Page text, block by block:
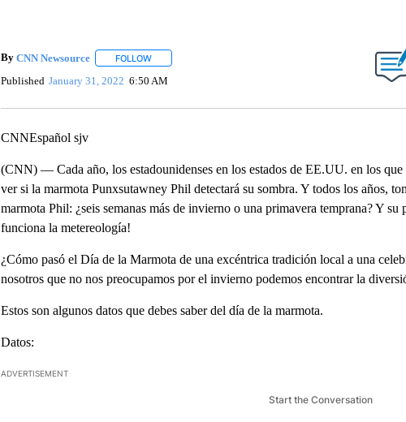
By CNN Newsource FOLLOWFOLLOW "" TO RECEIVE NOTIFICATIONS ABOUT NEW
Published January 31, 2022 6:50 AM
CNNEspañol sjv
(CNN) — Cada año, los estadounidenses en los estados de EE.UU. en los que
ver si la marmota Punxsutawney Phil detectará su sombra. Y todos los años,
marmota Phil: ¿seis semanas más de invierno o una primavera temprana? Y
funciona la metereología!
¿Cómo pasó el Día de la Marmota de una excéntrica tradición local a una
nosotros que no nos preocupamos por el invierno podemos encontrar la
Estos son algunos datos que debes saber del día de la marmota.
Datos:
ADVERTISEMENT
Start the Conversation